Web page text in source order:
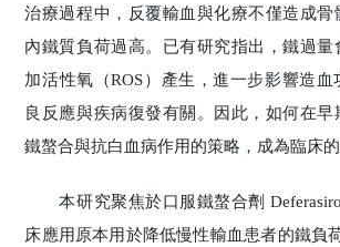
治療過程中，反覆輸血與化療不僅造成骨
內鐵質負荷過高。已有研究指出，鐵過
加活性氧（ROS）產生，進一步影響造
良反應與疾病復發有關。因此，如何在
鐵螯合與抗白血病作用的策略，成為臨床的
本研究聚焦於口服鐵螯合劑
床應用原本用於降低慢性輸血患者的鐵負